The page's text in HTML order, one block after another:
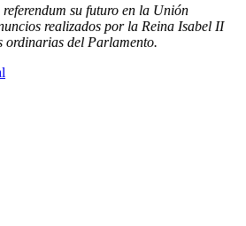
su futuro en la Unión
realizados por la Reina Isabel II
ordinarias del Parlamento.